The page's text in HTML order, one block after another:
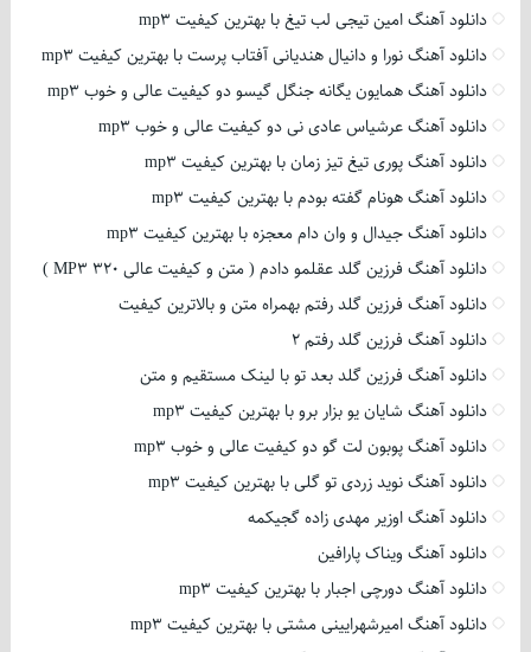
دانلود آهنگ امین تیجی لب تیغ با بهترین کیفیت mp3
دانلود آهنگ نورا و دانیال هندیانی آفتاب پرست با بهترین کیفیت mp3
دانلود آهنگ همایون یگانه جنگل گیسو دو کیفیت عالی و خوب mp3
دانلود آهنگ عرشیاس عادی نی دو کیفیت عالی و خوب mp3
دانلود آهنگ پوری تیغ تیز زمان با بهترین کیفیت mp3
دانلود آهنگ هونام گفته بودم با بهترین کیفیت mp3
دانلود آهنگ جیدال و وان دام معجزه با بهترین کیفیت mp3
دانلود آهنگ فرزین گلد عقلمو دادم ( متن و کیفیت عالی 320 MP3 )
دانلود آهنگ فرزین گلد رفتم بهمراه متن و بالاترین کیفیت
دانلود آهنگ فرزین گلد رفتم 2
دانلود آهنگ فرزین گلد بعد تو با لینک مستقیم و متن
دانلود آهنگ شایان یو بزار برو با بهترین کیفیت mp3
دانلود آهنگ پوبون لت گو دو کیفیت عالی و خوب mp3
دانلود آهنگ نوید زردی تو گلی با بهترین کیفیت mp3
دانلود آهنگ اوزیر مهدی زاده گجیکمه
دانلود آهنگ ویناک پارافین
دانلود آهنگ دورچی اجبار با بهترین کیفیت mp3
دانلود آهنگ امیرشهرایینی مشتی با بهترین کیفیت mp3